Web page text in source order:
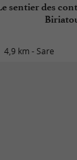
sentier des
4,9 km - Sare